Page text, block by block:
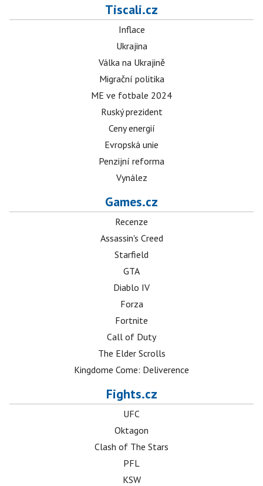
Tiscali.cz
Inflace
Ukrajina
Válka na Ukrajině
Migrační politika
ME ve fotbale 2024
Ruský prezident
Ceny energií
Evropská unie
Penzijní reforma
Vynález
Games.cz
Recenze
Assassin's Creed
Starfield
GTA
Diablo IV
Forza
Fortnite
Call of Duty
The Elder Scrolls
Kingdome Come: Deliverence
Fights.cz
UFC
Oktagon
Clash of The Stars
PFL
KSW